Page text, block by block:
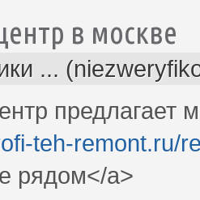
в москве
...
предлагает
teh-remont.ru/
рядом</a>